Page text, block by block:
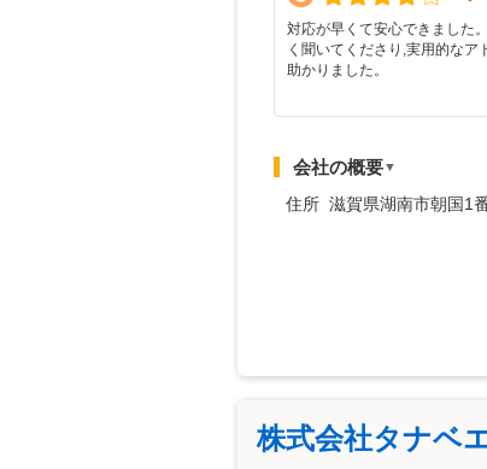
対応が早くて安心できました
く聞いてくださり,実用的なア
助かりました。
会社の概要▼
住所 滋賀県湖南市朝国1
株式会社タナベ